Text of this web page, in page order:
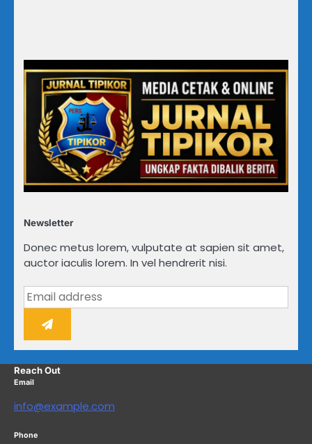
Newsletter
Donec metus lorem, vulputate at sapien sit amet,
auctor iaculis lorem. In vel hendrerit nisi.
Reach Out
Email
info@example.com
Phone